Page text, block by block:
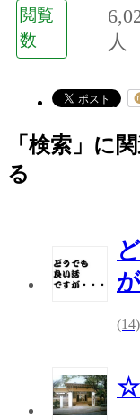
閲覧
数
人
「検索」に
る
(14)
☆